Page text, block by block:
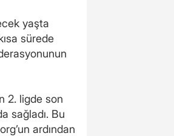
yaşta
sürede
2. ligde son
sağladı. Bu
ardından